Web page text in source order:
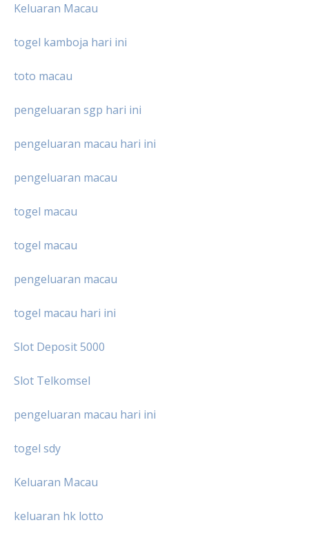
Keluaran Macau
togel kamboja hari ini
toto macau
pengeluaran sgp hari ini
pengeluaran macau hari ini
pengeluaran macau
togel macau
togel macau
pengeluaran macau
togel macau hari ini
Slot Deposit 5000
Slot Telkomsel
pengeluaran macau hari ini
togel sdy
Keluaran Macau
keluaran hk lotto